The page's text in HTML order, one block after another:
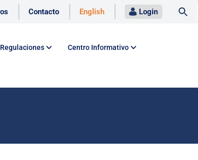
Contacto English Login
Regulaciones Centro Informativo